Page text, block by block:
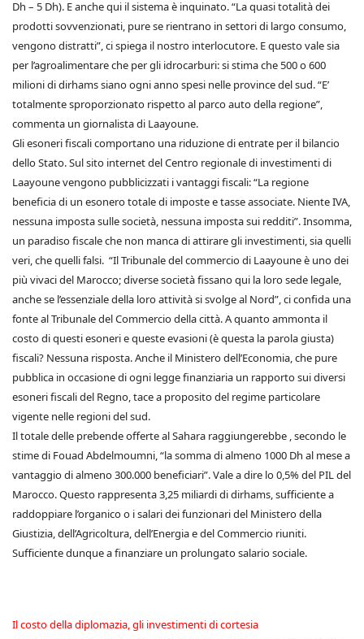
Dh – 5 Dh). E anche qui il sistema è inquinato. “La quasi totalità dei
prodotti sovvenzionati, pure se rientrano in settori di largo consumo,
vengono distratti”, ci spiega il nostro interlocutore. E questo vale sia
per l’agroalimentare che per gli idrocarburi: si stima che 500 o 600
milioni di dirhams siano ogni anno spesi nelle province del sud. “E’
totalmente sproporzionato rispetto al parco auto della regione”,
commenta un giornalista di Laayoune.
Gli esoneri fiscali comportano una riduzione di entrate per il bilancio
dello Stato. Sul sito internet del Centro regionale di investimenti di
Laayoune vengono pubblicizzati i vantaggi fiscali: “La regione
beneficia di un esonero totale di imposte e tasse associate. Niente IVA,
nessuna imposta sulle società, nessuna imposta sui redditi”. Insomma,
un paradiso fiscale che non manca di attirare gli investimenti, sia quelli
veri, che quelli falsi. “Il Tribunale del commercio di Laayoune è uno dei
più vivaci del Marocco; diverse società fissano qui la loro sede legale,
anche se l’essenziale della loro attività si svolge al Nord”, ci confida una
fonte al Tribunale del Commercio della città. A quanto ammonta il
costo di questi esoneri e queste evasioni (è questa la parola giusta)
fiscali? Nessuna risposta. Anche il Ministero dell’Economia, che pure
pubblica in occasione di ogni legge finanziaria un rapporto sui diversi
esoneri fiscali del Regno, tace a proposito del regime particolare
vigente nelle regioni del sud.
Il totale delle prebende offerte al Sahara raggiungerebbe , secondo le
stime di Fouad Abdelmoumni, “la somma di almeno 1000 Dh al mese a
vantaggio di almeno 300.000 beneficiari”. Vale a dire lo 0,5% del PIL del
Marocco. Questo rappresenta 3,25 miliardi di dirhams, sufficiente a
raddoppiare l’organico o i salari dei funzionari del Ministero della
Giustizia, dell’Agricoltura, dell’Energia e del Commercio riuniti.
Sufficiente dunque a finanziare un prolungato salario sociale.
Il costo della diplomazia, gli investimenti di cortesia